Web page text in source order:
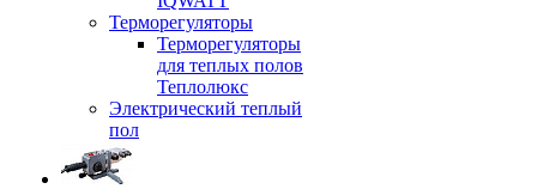
Терморегуляторы
Терморегуляторы
для теплых полов
Теплолюкс
Электрический теплый
пол